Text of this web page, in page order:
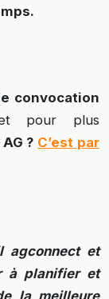
convocation
pour plus
? C’est par
agconnect et
à planifier et
la meilleure